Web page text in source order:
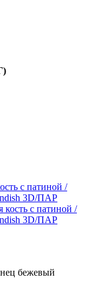
с патиной /
3D/ПАР
бежевый